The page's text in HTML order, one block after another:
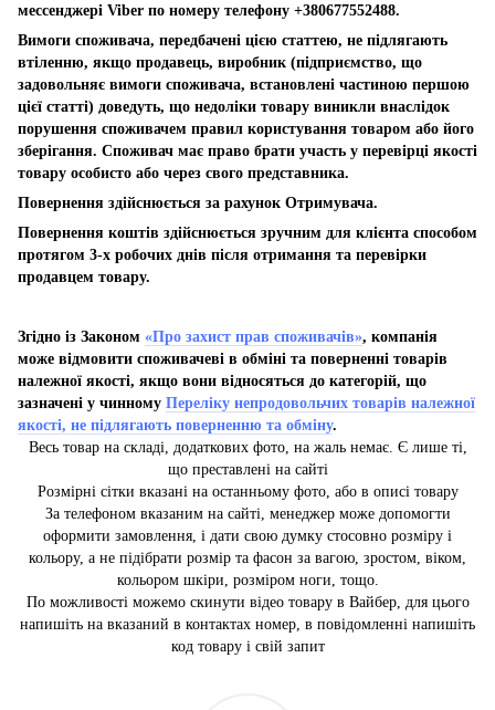
мессенджері Viber по номеру телефону +380677552488.
Вимоги споживача, передбачені цією статтею, не підлягають
втіленню, якщо продавець, виробник (підприємство, що
задовольняє вимоги споживача, встановлені частиною першою
цієї статті) доведуть, що недоліки товару виникли внаслідок
порушення споживачем правил користування товаром або його
зберігання. Споживач має право брати участь у перевірці якості
товару особисто або через свого представника.
Повернення здійснюється за рахунок Отримувача.
Повернення коштів здійснюється зручним для клієнта способом
протягом 3-х робочих днів після отримання та перевірки
продавцем товару.
Згідно із Законом «Про захист прав споживачів», компанія
може відмовити споживачеві в обміні та поверненні товарів
належної якості, якщо вони відносяться до категорій, що
зазначені у чинному Переліку непродовольчих товарів належної
якості, не підлягають поверненню та обміну.
Весь товар на складі, додаткових фото, на жаль немає. Є лише ті,
що преставлені на сайті
Розмірні сітки вказані на останньому фото, або в описі товару
За телефоном вказаним на сайті, менеджер може допомогти
оформити замовлення, і дати свою думку стосовно розміру і
кольору, а не підібрати розмір та фасон за вагою, зростом, віком,
кольором шкіри, розміром ноги, тощо.
По можливості можемо скинути відео товару в Вайбер, для цього
напишіть на вказаний в контактах номер, в повідомленні напишіть
код товару і свій запит